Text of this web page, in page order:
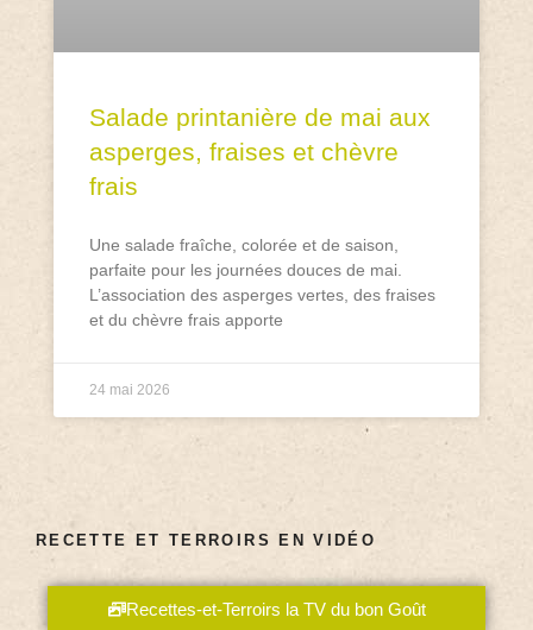
Salade printanière de mai aux
asperges, fraises et chèvre
frais
Une salade fraîche, colorée et de saison,
parfaite pour les journées douces de mai.
L’association des asperges vertes, des fraises
et du chèvre frais apporte
24 mai 2026
RECETTE ET TERROIRS EN VIDÉO
Recettes-et-Terroirs la TV du bon Goût